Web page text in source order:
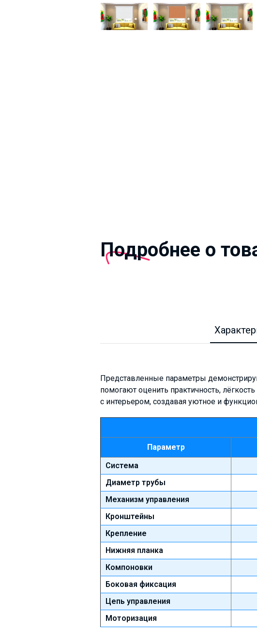
Подробнее о
Представленные параметры
помогают оценить практичность,
с интерьером, создавая уютное и
Параметр
Система
Диаметр трубы
Механизм управления
Кронштейны
Крепление
Нижняя планка
Компоновки
Боковая фиксация
Цепь управления
Моторизация